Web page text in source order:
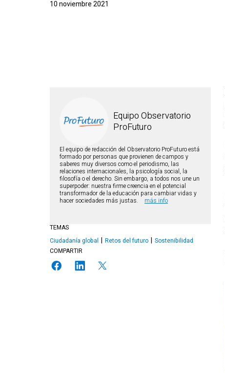
10 noviembre 2021
Equipo Observatorio
ProFuturo
El equipo de redacción del Observatorio ProFuturo está
formado por personas que provienen de campos y
saberes muy diversos como el periodismo, las
relaciones internacionales, la psicología social, la
filosofía o el derecho. Sin embargo, a todos nos une un
superpoder: nuestra firme creencia en el potencial
transformador de la educación para cambiar vidas y
hacer sociedades más justas.
más info
TEMAS
Ciudadanía global
Retos del futuro
Sostenibilidad
COMPARTIR